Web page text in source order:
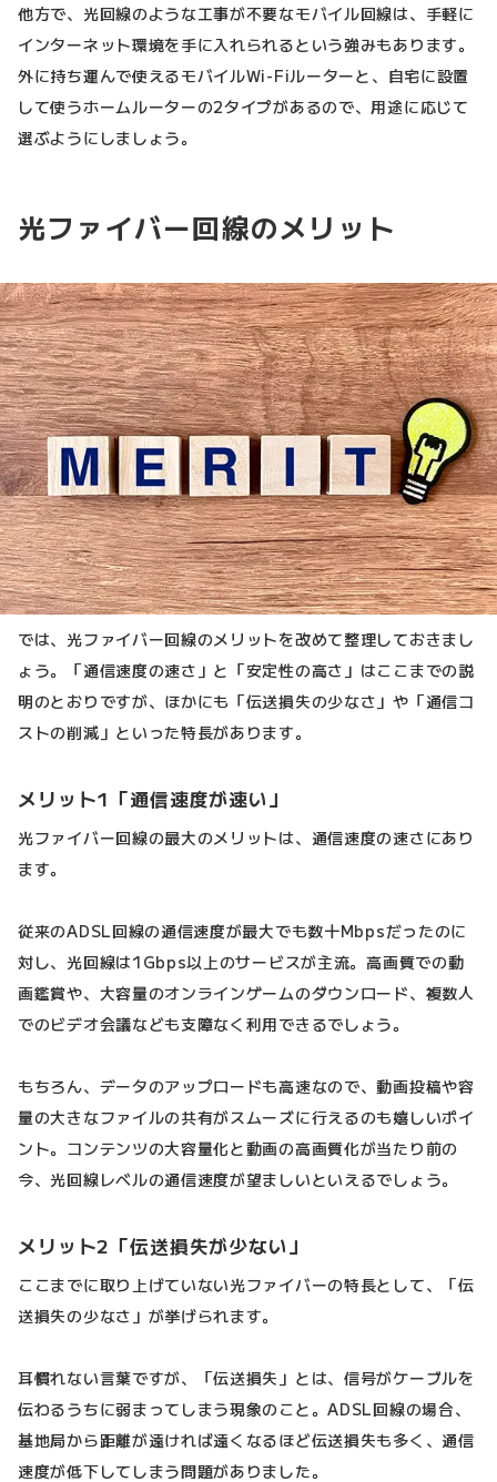
他方で、光回線のような工事が不要なモバイル回線は、手軽に
インターネット環境を手に入れられるという強みもあります。
外に持ち運んで使えるモバイルWi-Fiルーターと、自宅に設置
して使うホームルーターの2タイプがあるので、用途に応じて
選ぶようにしましょう。
光ファイバー回線のメリット
では、光ファイバー回線のメリットを改めて整理しておきまし
ょう。「通信速度の速さ」と「安定性の高さ」はここまでの説
明のとおりですが、ほかにも「伝送損失の少なさ」や「通信コ
ストの削減」といった特長があります。
メリット1「通信速度が速い」
光ファイバー回線の最大のメリットは、通信速度の速さにあり
ます。
従来のADSL回線の通信速度が最大でも数十Mbpsだったのに
対し、光回線は1Gbps以上のサービスが主流。高画質での動
画鑑賞や、大容量のオンラインゲームのダウンロード、複数人
でのビデオ会議なども支障なく利用できるでしょう。
もちろん、データのアップロードも高速なので、動画投稿や容
量の大きなファイルの共有がスムーズに行えるのも嬉しいポイ
ント。コンテンツの大容量化と動画の高画質化が当たり前の
今、光回線レベルの通信速度が望ましいといえるでしょう。
メリット2「伝送損失が少ない」
ここまでに取り上げていない光ファイバーの特長として、「伝
送損失の少なさ」が挙げられます。
耳慣れない言葉ですが、「伝送損失」とは、信号がケーブルを
伝わるうちに弱まってしまう現象のこと。ADSL回線の場合、
基地局から距離が遠ければ遠くなるほど伝送損失も多く、通信
速度が低下してしまう問題がありました。